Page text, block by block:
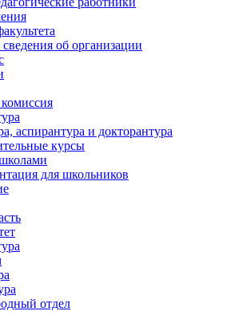
об организации
аспирантура и докторантура
курсы
для школьников
отдел